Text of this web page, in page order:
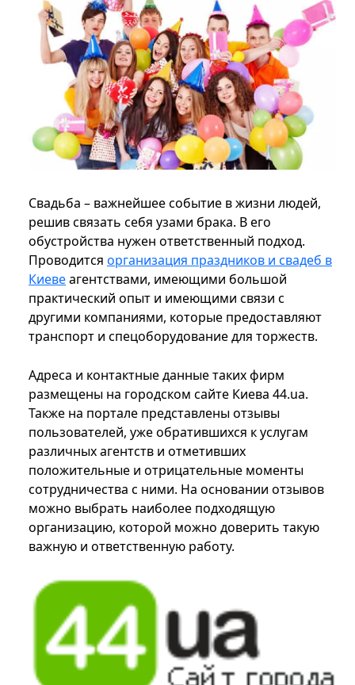
Свадьба – важнейшее событие в жизни людей,
решив связать себя узами брака. В его
обустройства нужен ответственный подход.
Проводится организация праздников и свадеб в
Киевеагентствами, имеющими большой
практический опыт и имеющими связи с
другими компаниями, которые предоставляют
транспорт и спецоборудование для торжеств.
Адреса и контактные данные таких фирм
размещены на городском сайте Киева 44.ua.
Также на портале представлены отзывы
пользователей, уже обратившихся к услугам
различных агентств и отметивших
положительные и отрицательные моменты
сотрудничества с ними. На основании отзывов
можно выбрать наиболее подходящую
организацию, которой можно доверить такую
важную и ответственную работу.